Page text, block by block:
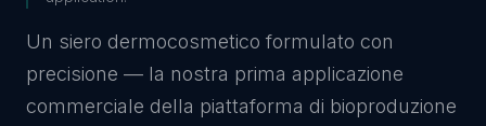
Un siero dermocosmetico formulato con
precisione — la nostra prima applicazione
commerciale della piattaforma di bioproduzione